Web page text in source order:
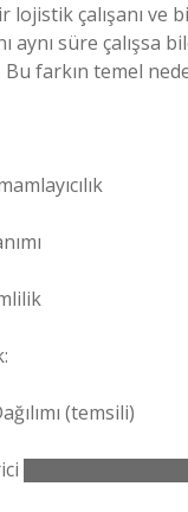
lojistik çalışanı ve
aynı süre çalışsa
Bu farkın temel
(temsili)